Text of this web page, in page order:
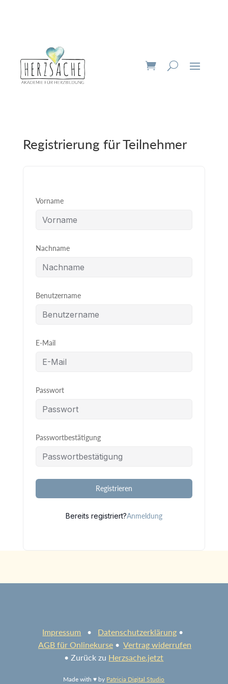
Registrierung für Teilnehmer
Vorname
Nachname
Benutzername
E-Mail
Passwort
Passwortbestätigung
Registrieren
Bereits registriert?Anmeldung
Impressum • Datenschutzerklärung •
AGB für Onlinekurse• Vertrag widerrufen
• Zurück zu Herzsache.jetzt
Made with ♥ by Patricia Digital Studio